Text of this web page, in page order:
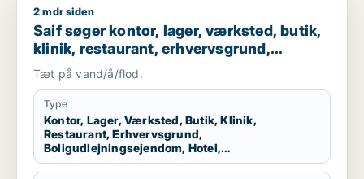
Saif søger kontor, lager, værksted, butik, klinik, restaurant,
2 mdr siden
Saif søger kontor, lager, værksted, butik,
klinik, restaurant, erhvervsgrund,
boligudlejningsejendom, hotel,
produktionslokaler eller garage til salg i
Storkøbenhavn
Tæt på vand/å/flod.
Type
Kontor, Lager, Værksted, Butik, Klinik,
Restaurant, Erhvervsgrund,
Boligudlejningsejendom, Hotel,
Produktionslokaler, Garage